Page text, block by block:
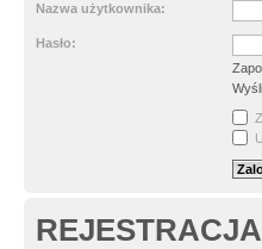
Nazwa użytkownika:
Hasło:
REJESTRACJA